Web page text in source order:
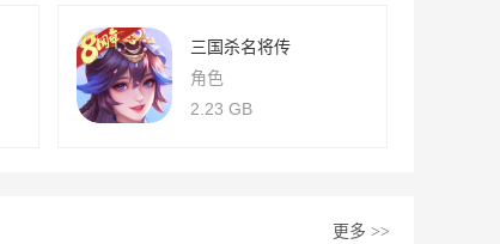
三国杀名将传
角色
2.23 GB
更多 >>